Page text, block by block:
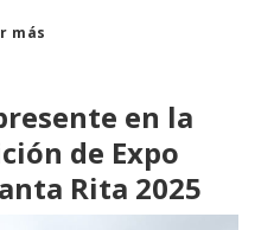
más
en la
de Expo
Rita 2025